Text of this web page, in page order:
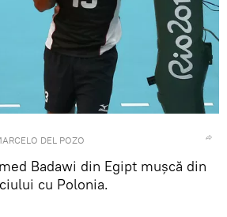
DEL POZO
Badawi din Egipt mușcă din
cu Polonia.